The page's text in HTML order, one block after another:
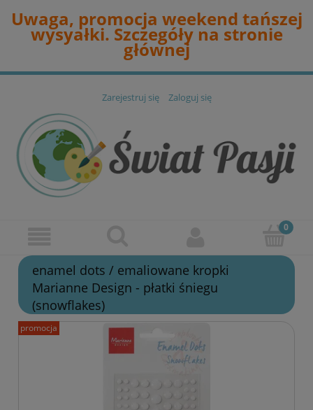
Uwaga, promocja weekend tańszej
wysyałki. Szczegóły na stronie
głównej
Zarejestruj się Zaloguj się
enamel dots / emaliowane kropki
Marianne Design - płatki śniegu
(snowflakes)
promocja